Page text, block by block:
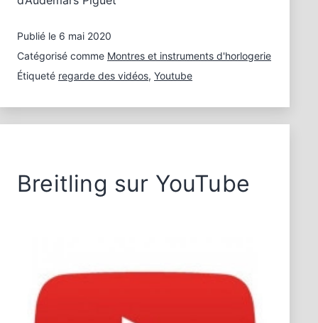
Publié le 6 mai 2020
Catégorisé comme Montres et instruments d'horlogerie
Étiqueté regarde des vidéos, Youtube
Breitling sur YouTube